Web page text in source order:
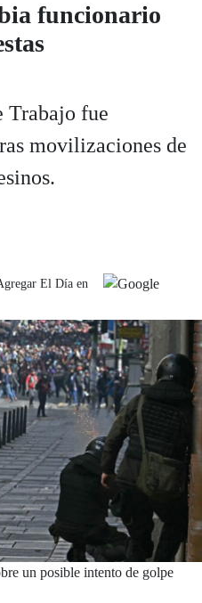
funcionario
Trabajo fue
movilizaciones de
El Día en
un posible intento de golpe